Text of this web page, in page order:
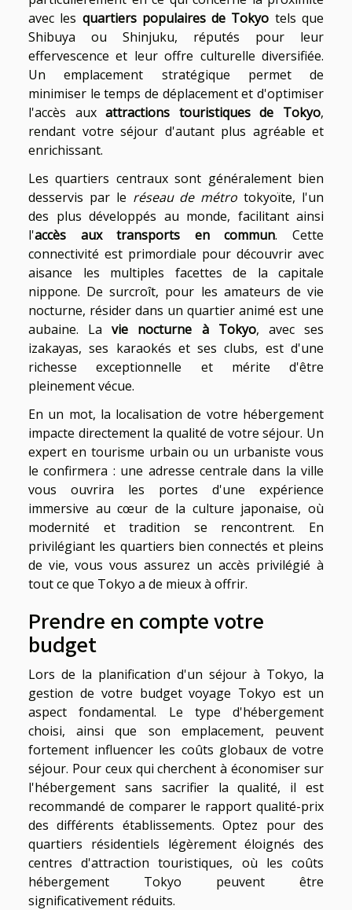
avec les quartiers populaires de Tokyo tels que
Shibuya ou Shinjuku, réputés pour leur
effervescence et leur offre culturelle diversifiée.
Un emplacement stratégique permet de
minimiser le temps de déplacement et d'optimiser
l'accès auxattractions touristiques de Tokyo,
rendant votre séjour d'autant plus agréable et
enrichissant.
Les quartiers centraux sont généralement bien
desservis par le réseau de métro tokyoïte, l'un
des plus développés au monde, facilitant ainsi
l'accès aux transports en commun. Cette
connectivité est primordiale pour découvrir avec
aisance les multiples facettes de la capitale
nippone. De surcroît, pour les amateurs de vie
nocturne, résider dans un quartier animé est une
aubaine. Lavie nocturne à Tokyo, avec ses
izakayas, ses karaokés et ses clubs, est d'une
richesse exceptionnelle et mérite d'être
pleinement vécue.
En un mot, la localisation de votre hébergement
impacte directement la qualité de votre séjour. Un
expert en tourisme urbain ou un urbaniste vous
le confirmera : une adresse centrale dans la ville
vous ouvrira les portes d'une expérience
immersive au cœur de la culture japonaise, où
modernité et tradition se rencontrent. En
privilégiant les quartiers bien connectés et pleins
de vie, vous vous assurez un accès privilégié à
tout ce que Tokyo a de mieux à offrir.
Prendre en compte votre
budget
Lors de la planification d'un séjour à Tokyo, la
gestion de votre budget voyage Tokyo est un
aspect fondamental. Le type d'hébergement
choisi, ainsi que son emplacement, peuvent
fortement influencer les coûts globaux de votre
séjour. Pour ceux qui cherchent à économiser sur
l'hébergement sans sacrifier la qualité, il est
recommandé de comparer le rapport qualité-prix
des différents établissements. Optez pour des
quartiers résidentiels légèrement éloignés des
centres d'attraction touristiques, où les coûts
hébergement Tokyo peuvent être
significativement réduits.